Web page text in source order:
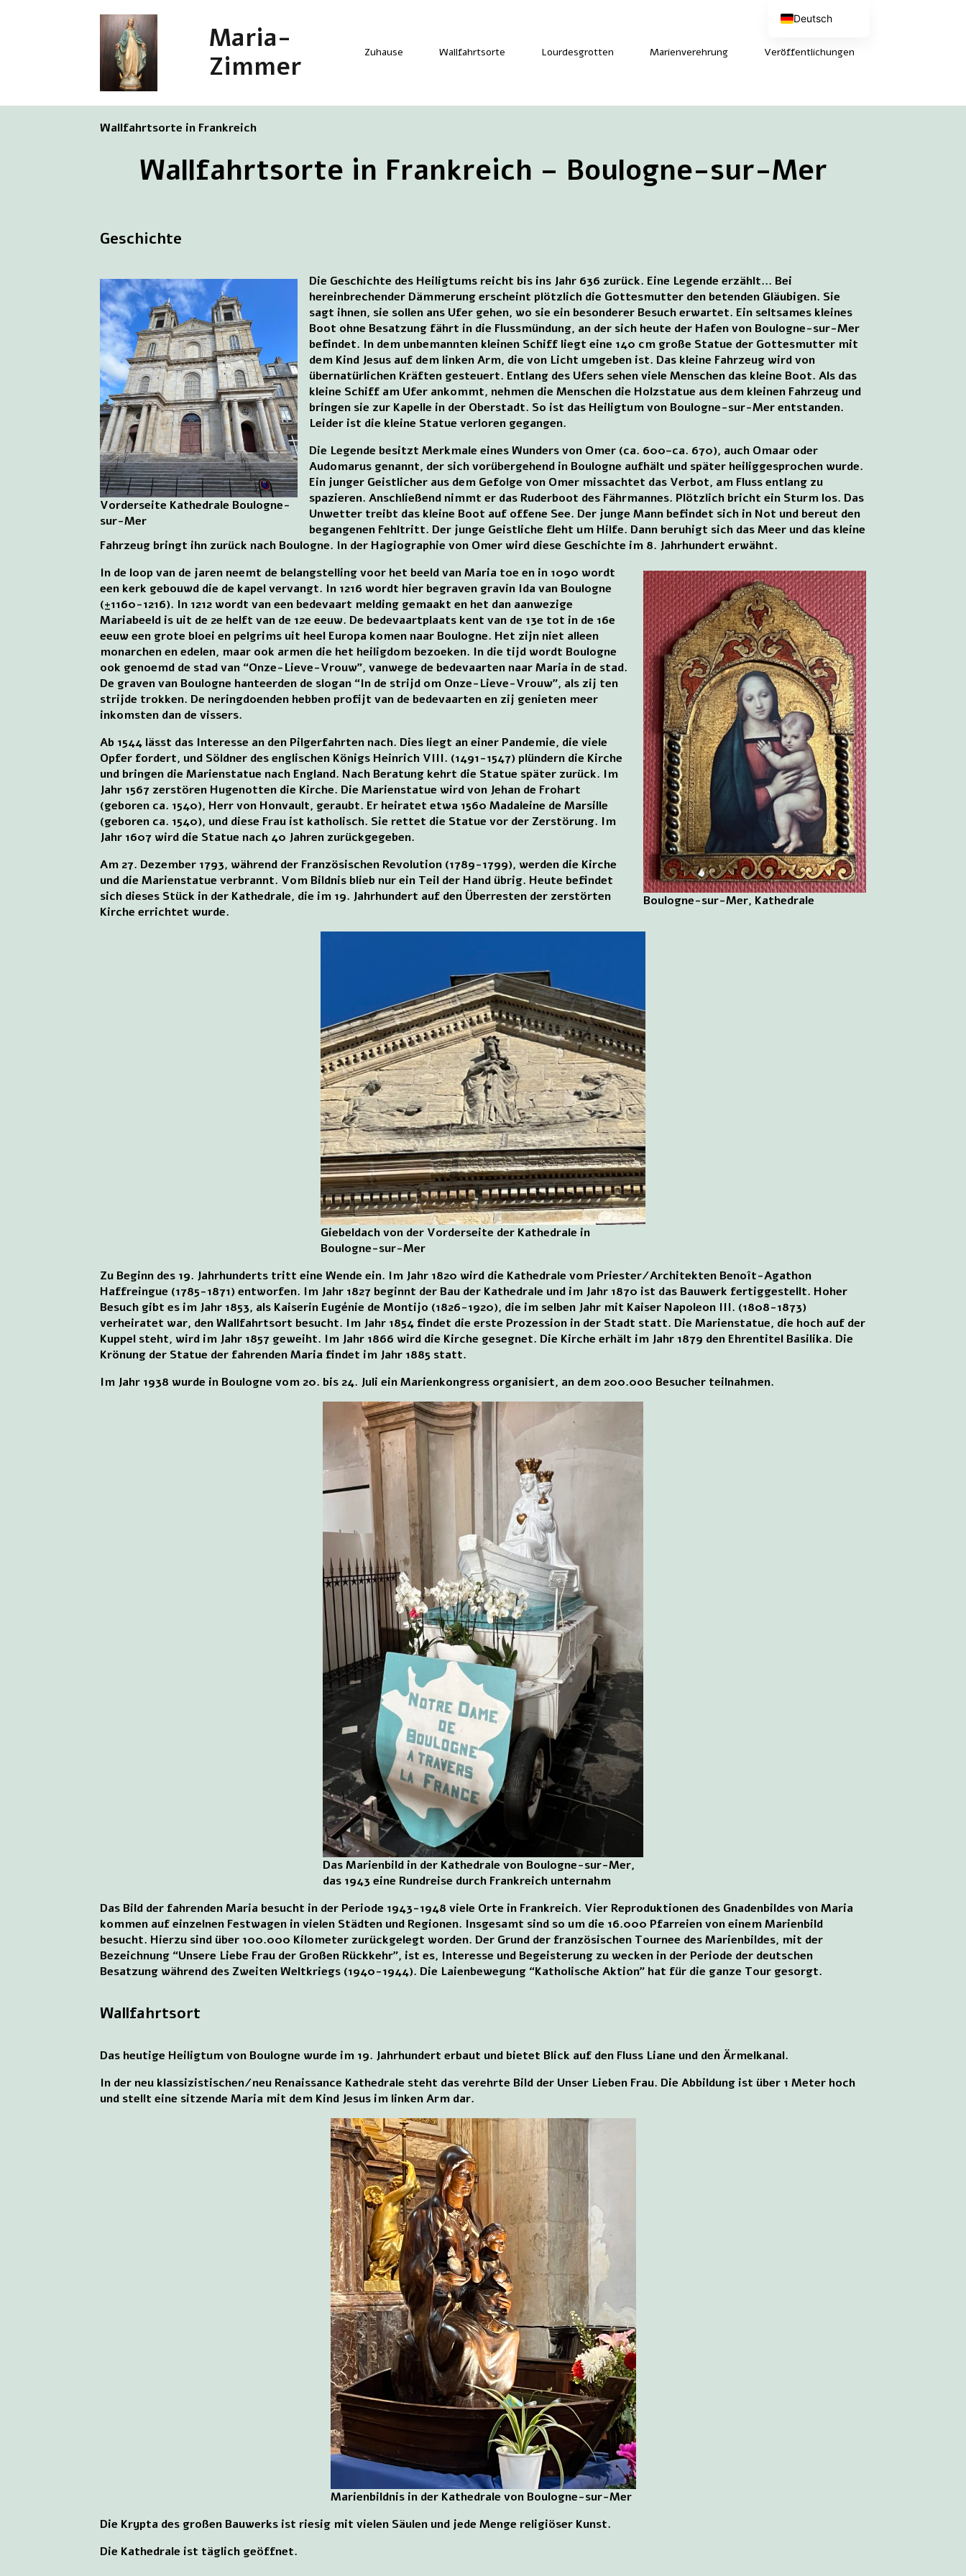
Maria-
Zimmer
Zuhause Wallfahrtsorte Lourdesgrotten Marienverehrung Veröffentlichungen
Wallfahrtsorte in Frankreich
Wallfahrtsorte in Frankreich – Boulogne-sur-Mer
Geschichte
Vorderseite Kathedrale Boulogne-
sur-Mer
Die Geschichte des Heiligtums reicht bis ins Jahr 636 zurück. Eine Legende erzählt... Bei
hereinbrechender Dämmerung erscheint plötzlich die Gottesmutter den betenden Gläubigen. Sie
sagt ihnen, sie sollen ans Ufer gehen, wo sie ein besonderer Besuch erwartet. Ein seltsames kleines
Boot ohne Besatzung fährt in die Flussmündung, an der sich heute der Hafen von Boulogne-sur-Mer
befindet. In dem unbemannten kleinen Schiff liegt eine 140 cm große Statue der Gottesmutter mit
dem Kind Jesus auf dem linken Arm, die von Licht umgeben ist. Das kleine Fahrzeug wird von
übernatürlichen Kräften gesteuert. Entlang des Ufers sehen viele Menschen das kleine Boot. Als das
kleine Schiff am Ufer ankommt, nehmen die Menschen die Holzstatue aus dem kleinen Fahrzeug und
bringen sie zur Kapelle in der Oberstadt. So ist das Heiligtum von Boulogne-sur-Mer entstanden.
Leider ist die kleine Statue verloren gegangen.
Die Legende besitzt Merkmale eines Wunders von Omer (ca. 600–ca. 670), auch Omaar oder
Audomarus genannt, der sich vorübergehend in Boulogne aufhält und später heiliggesprochen wurde.
Ein junger Geistlicher aus dem Gefolge von Omer missachtet das Verbot, am Fluss entlang zu
spazieren. Anschließend nimmt er das Ruderboot des Fährmannes. Plötzlich bricht ein Sturm los. Das
Unwetter treibt das kleine Boot auf offene See. Der junge Mann befindet sich in Not und bereut den
begangenen Fehltritt. Der junge Geistliche fleht um Hilfe. Dann beruhigt sich das Meer und das kleine
Fahrzeug bringt ihn zurück nach Boulogne. In der Hagiographie von Omer wird diese Geschichte im 8. Jahrhundert erwähnt.
Boulogne-sur-Mer, Kathedrale
In de loop van de jaren neemt de belangstelling voor het beeld van Maria toe en in 1090 wordt
een kerk gebouwd die de kapel vervangt. In 1216 wordt hier begraven gravin Ida van Boulogne
(±1160-1216). In 1212 wordt van een bedevaart melding gemaakt en het dan aanwezige
Mariabeeld is uit de 2e helft van de 12e eeuw. De bedevaartplaats kent van de 13e tot in de 16e
eeuw een grote bloei en pelgrims uit heel Europa komen naar Boulogne. Het zijn niet alleen
monarchen en edelen, maar ook armen die het heiligdom bezoeken. In die tijd wordt Boulogne
ook genoemd de stad van “Onze-Lieve-Vrouw”, vanwege de bedevaarten naar Maria in de stad.
De graven van Boulogne hanteerden de slogan “In de strijd om Onze-Lieve-Vrouw”, als zij ten
strijde trokken. De neringdoenden hebben profijt van de bedevaarten en zij genieten meer
inkomsten dan de vissers.
Ab 1544 lässt das Interesse an den Pilgerfahrten nach. Dies liegt an einer Pandemie, die viele
Opfer fordert, und Söldner des englischen Königs Heinrich VIII. (1491-1547) plündern die Kirche
und bringen die Marienstatue nach England. Nach Beratung kehrt die Statue später zurück. Im
Jahr 1567 zerstören Hugenotten die Kirche. Die Marienstatue wird von Jehan de Frohart
(geboren ca. 1540), Herr von Honvault, geraubt. Er heiratet etwa 1560 Madaleine de Marsille
(geboren ca. 1540), und diese Frau ist katholisch. Sie rettet die Statue vor der Zerstörung. Im
Jahr 1607 wird die Statue nach 40 Jahren zurückgegeben.
Am 27. Dezember 1793, während der Französischen Revolution (1789-1799), werden die Kirche
und die Marienstatue verbrannt. Vom Bildnis blieb nur ein Teil der Hand übrig. Heute befindet
sich dieses Stück in der Kathedrale, die im 19. Jahrhundert auf den Überresten der zerstörten
Kirche errichtet wurde.
Giebeldach von der Vorderseite der Kathedrale in
Boulogne-sur-Mer
Zu Beginn des 19. Jahrhunderts tritt eine Wende ein. Im Jahr 1820 wird die Kathedrale vom Priester/Architekten Benoît-Agathon
Haffreingue (1785-1871) entworfen. Im Jahr 1827 beginnt der Bau der Kathedrale und im Jahr 1870 ist das Bauwerk fertiggestellt. Hoher
Besuch gibt es im Jahr 1853, als Kaiserin Eugénie de Montijo (1826-1920), die im selben Jahr mit Kaiser Napoleon III. (1808-1873)
verheiratet war, den Wallfahrtsort besucht. Im Jahr 1854 findet die erste Prozession in der Stadt statt. Die Marienstatue, die hoch auf der
Kuppel steht, wird im Jahr 1857 geweiht. Im Jahr 1866 wird die Kirche gesegnet. Die Kirche erhält im Jahr 1879 den Ehrentitel Basilika. Die
Krönung der Statue der fahrenden Maria findet im Jahr 1885 statt.
Im Jahr 1938 wurde in Boulogne vom 20. bis 24. Juli ein Marienkongress organisiert, an dem 200.000 Besucher teilnahmen.
Das Marienbild in der Kathedrale von Boulogne-sur-Mer,
das 1943 eine Rundreise durch Frankreich unternahm
Das Bild der fahrenden Maria besucht in der Periode 1943-1948 viele Orte in Frankreich. Vier Reproduktionen des Gnadenbildes von Maria
kommen auf einzelnen Festwagen in vielen Städten und Regionen. Insgesamt sind so um die 16.000 Pfarreien von einem Marienbild
besucht. Hierzu sind über 100.000 Kilometer zurückgelegt worden. Der Grund der französischen Tournee des Marienbildes, mit der
Bezeichnung “Unsere Liebe Frau der Großen Rückkehr”, ist es, Interesse und Begeisterung zu wecken in der Periode der deutschen
Besatzung während des Zweiten Weltkriegs (1940-1944). Die Laienbewegung “Katholische Aktion” hat für die ganze Tour gesorgt.
Wallfahrtsort
Das heutige Heiligtum von Boulogne wurde im 19. Jahrhundert erbaut und bietet Blick auf den Fluss Liane und den Ärmelkanal.
In der neu klassizistischen/neu Renaissance Kathedrale steht das verehrte Bild der Unser Lieben Frau. Die Abbildung ist über 1 Meter hoch
und stellt eine sitzende Maria mit dem Kind Jesus im linken Arm dar.
Marienbildnis in der Kathedrale von Boulogne-sur-Mer
Die Krypta des großen Bauwerks ist riesig mit vielen Säulen und jede Menge religiöser Kunst.
Die Kathedrale ist täglich geöffnet.
Deutsch
English (UK)